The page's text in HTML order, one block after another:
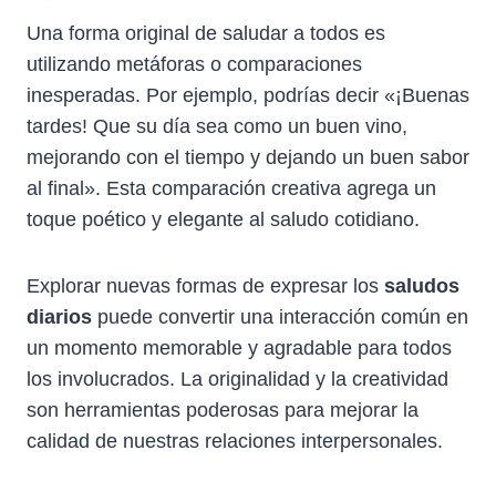
Una forma original de saludar a todos es
utilizando metáforas o comparaciones
inesperadas. Por ejemplo, podrías decir «¡Buenas
tardes! Que su día sea como un buen vino,
mejorando con el tiempo y dejando un buen sabor
al final». Esta comparación creativa agrega un
toque poético y elegante al saludo cotidiano.
Explorar nuevas formas de expresar los saludos
diarios puede convertir una interacción común en
un momento memorable y agradable para todos
los involucrados. La originalidad y la creatividad
son herramientas poderosas para mejorar la
calidad de nuestras relaciones interpersonales.